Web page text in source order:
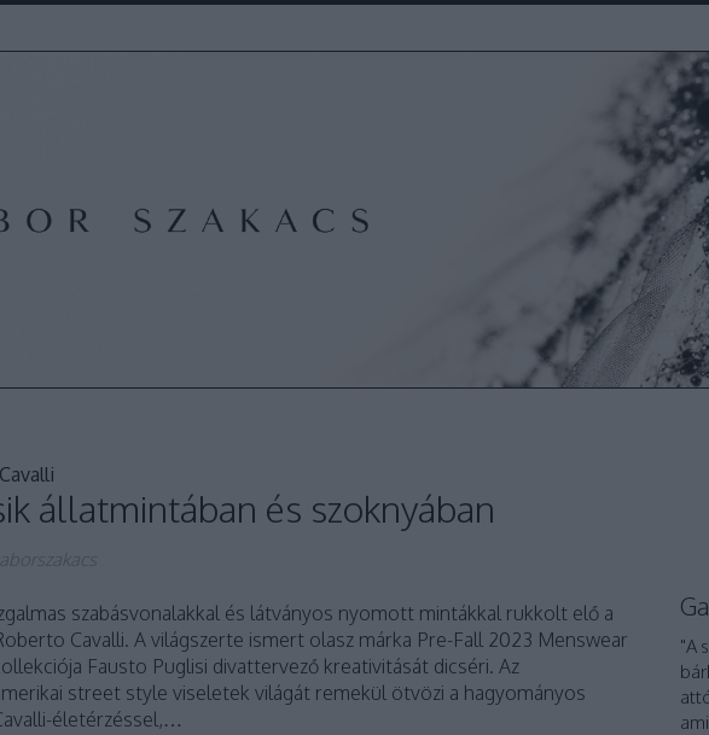
állatmintában és szoknyában
szabásvonalakkal és látványos nyomott mintákkal rukkolt elő a
Cavalli. A világszerte ismert olasz márka Pre-Fall 2023 Menswear
Fausto Puglisi divattervező kreativitását dicséri. Az
street style viseletek világát remekül ötvözi a hagyományos
életérzéssel,…
"A